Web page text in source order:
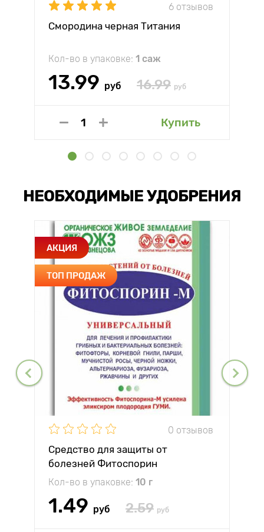
6 отзывов
Смородина черная Титания
Кол-во в упаковке: 1 саж
13.99 руб 16.99 руб
Купить
НЕОБХОДИМЫЕ УДОБРЕНИЯ
АКЦИЯ
ТОП ПРОДАЖ
0 отзывов
Средство для защиты от
болезней Фитоспорин
Кол-во в упаковке: 10 г
1.49 руб 2.59 руб